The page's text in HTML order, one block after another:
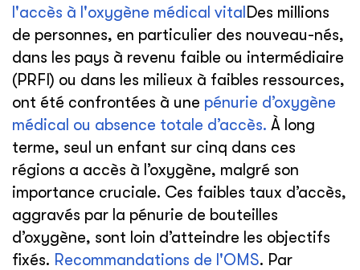
l'accès à l'oxygène médical vital Des millions
de personnes, en particulier des nouveau-nés,
dans les pays à revenu faible ou intermédiaire
(PRFI) ou dans les milieux à faibles ressources,
ont été confrontées à une pénurie d’oxygène
médical ou absence totale d’accès. À long
terme, seul un enfant sur cinq dans ces
régions a accès à l’oxygène, malgré son
importance cruciale. Ces faibles taux d’accès,
aggravés par la pénurie de bouteilles
d’oxygène, sont loin d’atteindre les objectifs
fixés. Recommandations de l'OMS. Par